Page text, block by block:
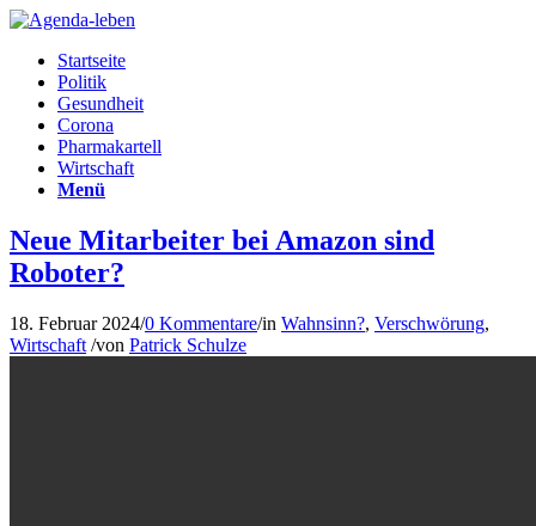
Startseite
Politik
Gesundheit
Corona
Pharmakartell
Wirtschaft
Menü
Neue Mitarbeiter bei Amazon sind
Roboter?
18. Februar 2024/0 Kommentare/in Wahnsinn?, Verschwörung,
Wirtschaft /von Patrick Schulze